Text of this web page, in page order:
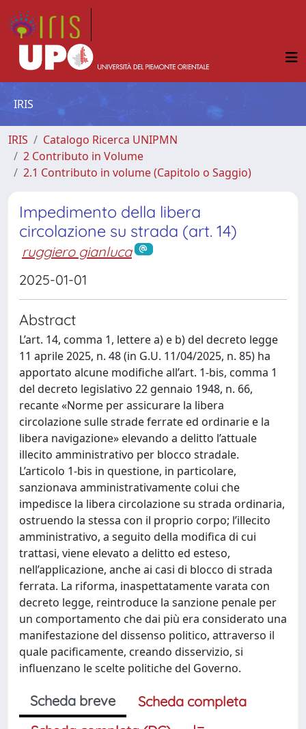
IRIS
IRIS
Catalogo Ricerca UNIPMN
2 Contributo in Volume
2.1 Contributo in volume (Capitolo o Saggio)
Impedimento della libera
circolazione su strada (art. 14)
ruggiero gianluca
2025-01-01
Abstract
L’art. 14, comma 1, lettere a) e b) del decreto legge
11 aprile 2025, n. 48 (in G.U. 11/04/2025, n. 85) ha
apportato alcune modifiche all’art. 1-bis, comma 1
del decreto legislativo 22 gennaio 1948, n. 66,
recante «Norme per assicurare la libera
circolazione sulle strade ferrate ed ordinarie e la
libera navigazione» elevando a delitto l’attuale
illecito amministrativo per blocco stradale.
L’articolo 1-bis in questione, in particolare,
sanzionava amministrativamente colui che
impedisce la libera circolazione su strada ordinaria,
ostruendo la stessa con il proprio corpo; l’illecito
amministrativo, a seguito della modifica di cui
trattasi, viene elevato a delitto ed esteso,
nell’applicazione, anche ai casi di blocco di strada
ferrata. La riforma, inaspettatamente varata con
decreto legge, reintroduce la sanzione penale per
un comportamento che dai più era considerato una
manifestazione del dissenso politico, attraverso il
quale pacificamente, creando disservizio, si
influenzano le scelte politiche del Governo.
Scheda breve
Scheda completa